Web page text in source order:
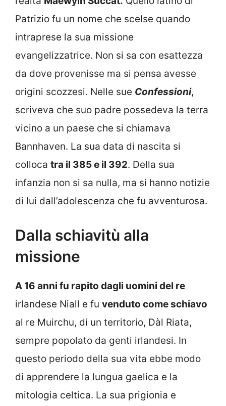
Patrizio fu un nome che scelse quando
intraprese la sua missione
evangelizzatrice. Non si sa con esattezza
da dove provenisse ma si pensa avesse
origini scozzesi. Nelle sue Confessioni,
scriveva che suo padre possedeva la terra
vicino a un paese che si chiamava
Bannhaven. La sua data di nascita si
colloca tra il 385 e il 392. Della sua
infanzia non si sa nulla, ma si hanno notizie
di lui dall’adolescenza che fu avventurosa.
Dalla schiavitù alla
missione
A 16 anni fu rapito dagli uomini del re
irlandese Niall e fu venduto come schiavo
al re Muirchu, di un territorio, Dàl Riata,
sempre popolato da genti irlandesi. In
questo periodo della sua vita ebbe modo
di apprendere la lungua gaelica e la
mitologia celtica. La sua prigionia e